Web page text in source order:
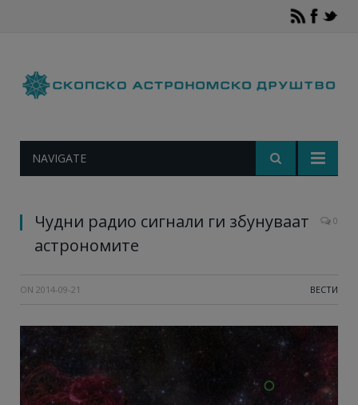
NAVIGATE
Чудни радио сигнали ги збунуваат
астрономите
0
ON 2014-09-21 ВЕСТИ